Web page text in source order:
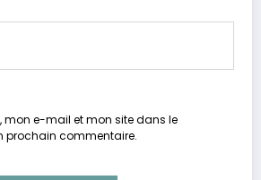
mon e-mail et mon site dans le
prochain commentaire.